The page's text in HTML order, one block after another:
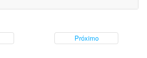
Próximo